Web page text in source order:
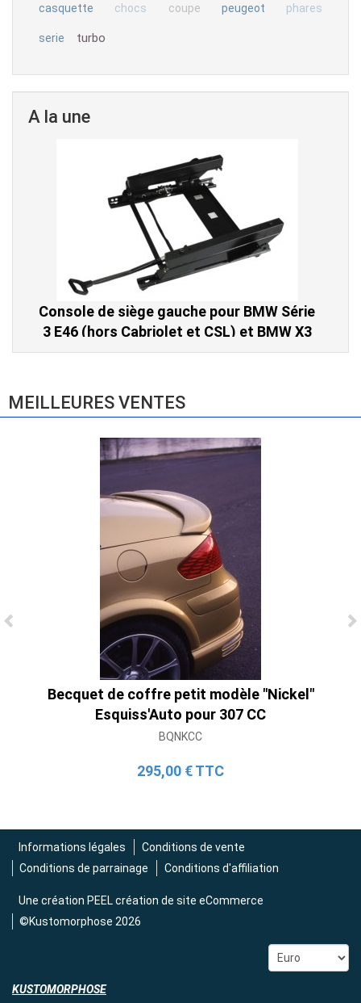
casquette chocs coupe peugeot phares
serie turbo
A la une
Ligne Cat-Back Active 4 Sorties avec
Tube en H pour Ford Mustang GT & V6
(2015-2023)
2 690,00 € TTC
Console de siège gauche pour BMW Série
3 E46 (hors Cabriolet et CSL) et BMW X3
E83 (2004-2010)
MEILLEURES VENTES
Becquet de coffre petit modèle "Nickel"
Esquiss'Auto pour 307 CC
BQNKCC
295,00 € TTC
Informations légales
Conditions de vente
Conditions de parrainage
Conditions d'affiliation
Une création PEEL création de site eCommerce
©Kustomorphose 2026
KUSTOMORPHOSE